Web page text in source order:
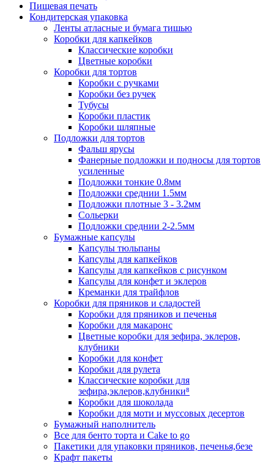
Пищевая печать
Кондитерская упаковка
Ленты атласные и бумага тишью
Коробки для капкейков
Классические коробки
Цветные коробки
Коробки для тортов
Коробки с ручками
Коробки без ручек
Тубусы
Коробки пластик
Коробки шляпные
Подложки для тортов
Фальш ярусы
Фанерные подложки и подносы для тортов
усиленные
Подложки тонкие 0.8мм
Подложки среднии 1.5мм
Подложки плотные 3 - 3.2мм
Сольерки
Подложки среднии 2-2.5мм
Бумажные капсулы
Капсулы тюльпаны
Капсулы для капкейков
Капсулы для капкейков с рисунком
Капсулы для конфет и эклеров
Креманки для трайфлов
Коробки для пряников и сладостей
Коробки для пряников и печенья
Коробки для макаронс
Цветные коробки для зефира, эклеров,
клубники
Коробки для конфет
Коробки для рулета
Классические коробки для
зефира,эклеров,клубники⁸
Коробки для шоколада
Коробки для моти и муссовых десертов
Бумажный наполнитель
Все для бенто торта и Cake to go
Пакетики для упаковки пряников, печенья,безе
Крафт пакеты